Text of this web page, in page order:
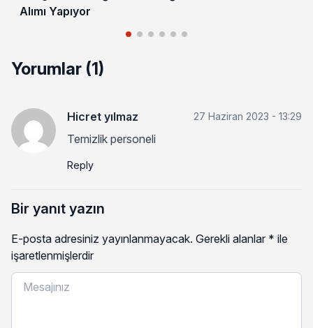
Alımı Yapıyor
Yorumlar (1)
Hicret yılmaz 27 Haziran 2023 - 13:29
Temizlik personeli
Reply
Bir yanıt yazın
E-posta adresiniz yayınlanmayacak. Gerekli alanlar * ile
işaretlenmişlerdir